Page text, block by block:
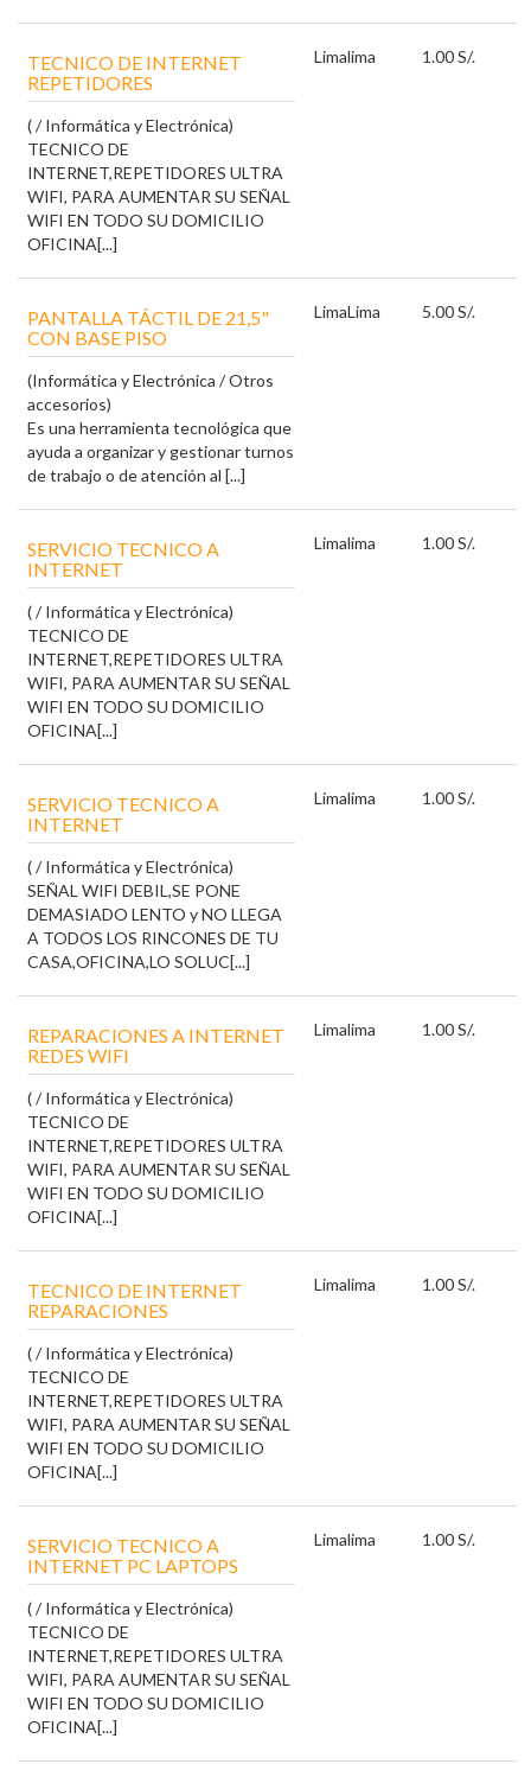
TECNICO DE INTERNET
REPETIDORES
( / Informática y Electrónica)
TECNICO DE
INTERNET,REPETIDORES ULTRA
WIFI, PARA AUMENTAR SU SEÑAL
WIFI EN TODO SU DOMICILIO
OFICINA[...]
Limalima 1.00 S/.
PANTALLA TÁCTIL DE 21,5"
CON BASE PISO
(Informática y Electrónica / Otros
accesorios)
Es una herramienta tecnológica que
ayuda a organizar y gestionar turnos
de trabajo o de atención al [...]
LimaLima 5.00 S/.
SERVICIO TECNICO A
INTERNET
( / Informática y Electrónica)
TECNICO DE
INTERNET,REPETIDORES ULTRA
WIFI, PARA AUMENTAR SU SEÑAL
WIFI EN TODO SU DOMICILIO
OFICINA[...]
Limalima 1.00 S/.
SERVICIO TECNICO A
INTERNET
( / Informática y Electrónica)
SEÑAL WIFI DEBIL,SE PONE
DEMASIADO LENTO y NO LLEGA
A TODOS LOS RINCONES DE TU
CASA,OFICINA,LO SOLUC[...]
Limalima 1.00 S/.
REPARACIONES A INTERNET
REDES WIFI
( / Informática y Electrónica)
TECNICO DE
INTERNET,REPETIDORES ULTRA
WIFI, PARA AUMENTAR SU SEÑAL
WIFI EN TODO SU DOMICILIO
OFICINA[...]
Limalima 1.00 S/.
TECNICO DE INTERNET
REPARACIONES
( / Informática y Electrónica)
TECNICO DE
INTERNET,REPETIDORES ULTRA
WIFI, PARA AUMENTAR SU SEÑAL
WIFI EN TODO SU DOMICILIO
OFICINA[...]
Limalima 1.00 S/.
SERVICIO TECNICO A
INTERNET PC LAPTOPS
( / Informática y Electrónica)
TECNICO DE
INTERNET,REPETIDORES ULTRA
WIFI, PARA AUMENTAR SU SEÑAL
WIFI EN TODO SU DOMICILIO
OFICINA[...]
Limalima 1.00 S/.